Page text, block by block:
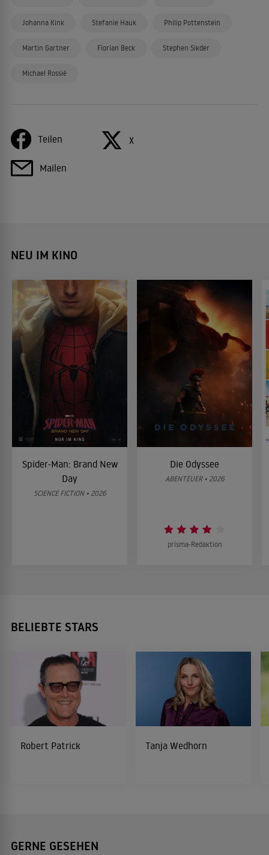
Johanna Kink Stefanie Hauk Philip Pottenstein
Martin Gartner Florian Beck Stephen Sikder
Michael Rossié
Teilen X
Mailen
NEU IM KINO
Spider-Man: Brand New
Day
SCIENCE FICTION • 2026
Die Odyssee
ABENTEUER • 2026
prisma-Redaktion
BELIEBTE STARS
Robert Patrick Tanja Wedhorn
GERNE GESEHEN